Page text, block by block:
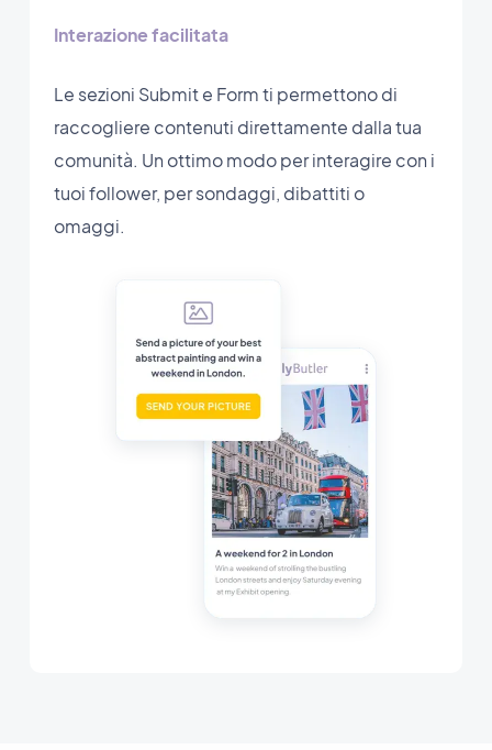
Interazione facilitata
Le sezioni Submit e Form ti permettono di
raccogliere contenuti direttamente dalla tua
comunità. Un ottimo modo per interagire con i
tuoi follower, per sondaggi, dibattiti o
omaggi.